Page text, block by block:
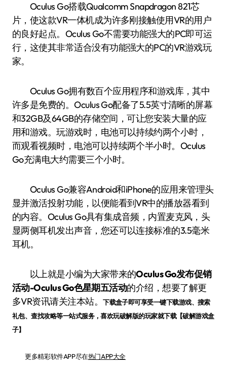
Oculus Go搭载Qualcomm Snapdragon 821芯
片，使这款VR一体机成为许多刚接触使用VR的用户
的良好起点。Oculus Go不需要功能强大的PC即可运
行，这使其非常适合没有功能强大的PC的VR游戏玩
家。
Oculus Go拥有数百个应用程序和游戏库，其中
许多是免费的。Oculus Go配备了5.5英寸清晰的屏幕
和32GB及64GB的存储空间，可让您安装大量的应
用和游戏。玩游戏时，电池可以持续约两个小时，
而观看视频时，电池可以持续两个半小时。Oculus
Go充满电大约需要三个小时。
Oculus Go兼容Android和iPhone的应用来管理头
显并激活投射功能，以便能看到VR中的播放器看到
的内容。Oculus Go具有集成音频，内置麦克风，头
显两侧耳机发出声音，您还可以连接标准的3.5毫米
耳机。
以上就是小编为大家带来的Oculus Go发布促销
活动-Oculus Go色星期五活动的介绍，想要了解更
多VR资讯请关注本站。下载盒子即可享受一键下载游戏、搜索
礼包、查找攻略等一站式服务，喜欢玩破解版的玩家就下载【破解游戏盒
子】
更多精彩软件APP尽在热门APP大全